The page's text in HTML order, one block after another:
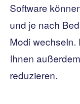
Software
und je nach
Modi wechseln.
Ihnen
reduzieren.